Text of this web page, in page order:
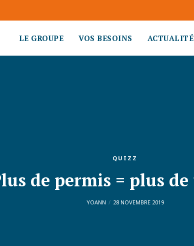
LE GROUPE VOS BESOINS
QUIZZ
de permis = plus
YOANN 28 NOVEMBRE 2019